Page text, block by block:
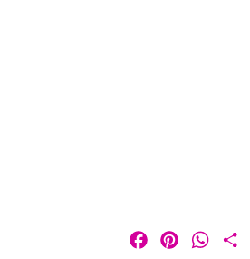
FacebookPinterest